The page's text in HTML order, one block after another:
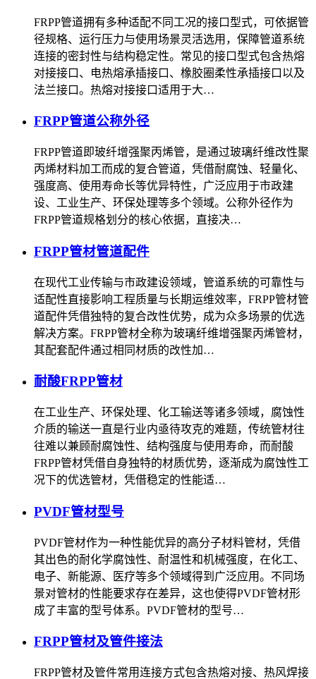
FRPP管道拥有多种适配不同工况的接口型式，可依据管
径规格、运行压力与使用场景灵活选用，保障管道系统
连接的密封性与结构稳定性。常见的接口型式包含热熔
对接接口、电热熔承插接口、橡胶圈柔性承插接口以及
法兰接口。热熔对接接口适用于大…
FRPP管道公称外径
FRPP管道即玻纤增强聚丙烯管，是通过玻璃纤维改性聚
丙烯材料加工而成的复合管道，凭借耐腐蚀、轻量化、
强度高、使用寿命长等优异特性，广泛应用于市政建
设、工业生产、环保处理等多个领域。公称外径作为
FRPP管道规格划分的核心依据，直接决…
FRPP管材管道配件
在现代工业传输与市政建设领域，管道系统的可靠性与
适配性直接影响工程质量与长期运维效率，FRPP管材管
道配件凭借独特的复合改性优势，成为众多场景的优选
解决方案。FRPP管材全称为玻璃纤维增强聚丙烯管材，
其配套配件通过相同材质的改性加…
耐酸FRPP管材
在工业生产、环保处理、化工输送等诸多领域，腐蚀性
介质的输送一直是行业内亟待攻克的难题，传统管材往
往难以兼顾耐腐蚀性、结构强度与使用寿命，而耐酸
FRPP管材凭借自身独特的材质优势，逐渐成为腐蚀性工
况下的优选管材，凭借稳定的性能适…
PVDF管材型号
PVDF管材作为一种性能优异的高分子材料管材，凭借
其出色的耐化学腐蚀性、耐温性和机械强度，在化工、
电子、新能源、医疗等多个领域得到广泛应用。不同场
景对管材的性能要求存在差异，这也使得PVDF管材形
成了丰富的型号体系。PVDF管材的型号…
FRPP管材及管件接法
FRPP管材及管件常用连接方式包含热熔对接、热风焊接